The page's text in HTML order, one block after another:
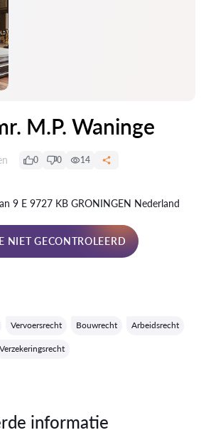
M.P. Waninge
0 0 14
9 E 9727 KB GRONINGEN Nederland
NIET GECONTROLEERD
Vervoersrecht Bouwrecht Arbeidsrecht
Verzekeringsrecht
informatie